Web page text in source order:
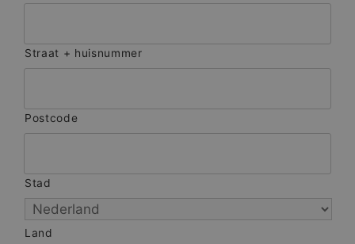
Straat + huisnummer
Postcode
Stad
Land